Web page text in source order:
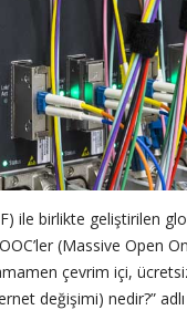
ile birlikte geliştirilen
(Massive Open
çevrim içi,
değişimi) nedir?”